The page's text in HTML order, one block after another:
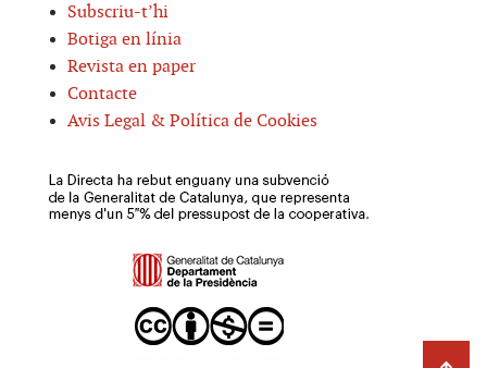
Subscriu-t’hi
Botiga en línia
Revista en paper
Contacte
Avis Legal & Política de Cookies